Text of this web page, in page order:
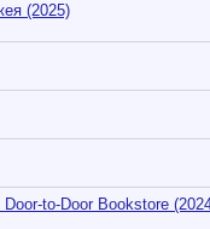
(2025)
to-Door Bookstore